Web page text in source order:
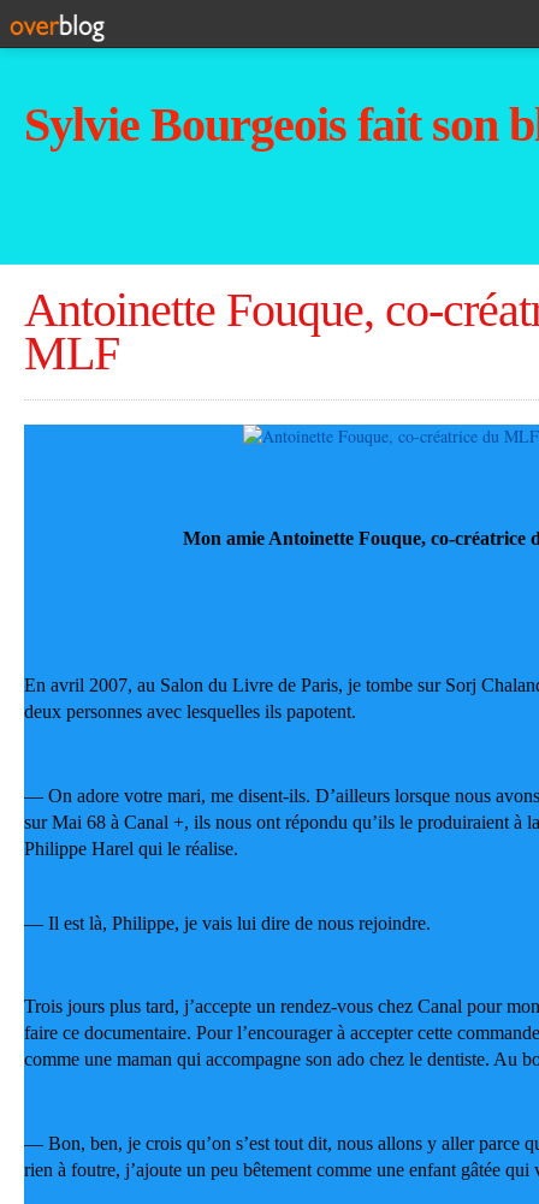
Sylvie Bourgeois fait son
Antoinette Fouque, co-
MLF
Mon amie Antoinette Fouque, co-créatrice
En avril 2007, au Salon du Livre de Paris, je tombe sur Sorj
deux personnes avec lesquelles ils papotent.
— On adore votre mari, me disent-ils. D’ailleurs lorsque nous
sur Mai 68 à Canal +, ils nous ont répondu qu’ils le produiraient à
Philippe Harel qui le réalise.
— Il est là, Philippe, je vais lui dire de nous rejoindre.
Trois jours plus tard, j’accepte un rendez-vous chez Canal pour
faire ce documentaire. Pour l’encourager à accepter cette
comme une maman qui accompagne son ado chez le dentiste. Au
— Bon, ben, je crois qu’on s’est tout dit, nous allons y aller parce
rien à foutre, j’ajoute un peu bêtement comme une enfant gâtée qui